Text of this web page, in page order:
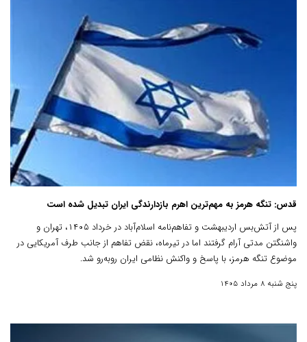
قدس: تنگه هرمز به مهم‌ترین اهرم بازدارندگی ایران تبدیل شده است
پس از آتش‌بس اردیبهشت و تفاهم‌نامه اسلام‌آباد در خرداد ۱۴۰۵، تهران و
واشنگتن مدتی آرام گرفتند اما در تیرماه، نقض تفاهم از جانب طرف آمریکایی در
موضوع تنگه هرمز، با پاسخ و واکنش نظامی ایران روبه‌رو شد.
پنج شنبه 8 مرداد 1405